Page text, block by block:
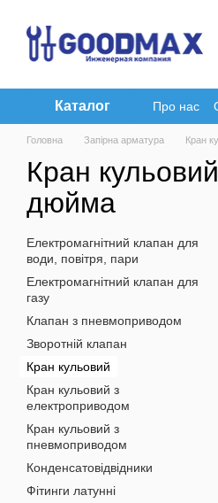
Каталог Про нас
Головна Запірна арматура Кран
Кран
дюйма
Електромагнітний клапан для
води, повітря, пари
Електромагнітний клапан для
газу
Клапан з пневмоприводом
Зворотній клапан
Кран кульовий
Кран кульовий з
електроприводом
Кран кульовий з
пневмоприводом
Конденсатовідвідники
Фітинги латунні